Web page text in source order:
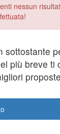
nessun
sottostante
più breve ti